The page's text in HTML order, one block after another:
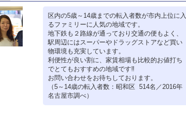
区内の5歳～14歳までの転入者数が市内上位に入
るファミリーに人気の地域です。
地下鉄も２路線が通っており交通の便もよく、
駅周辺にはスーパーやドラッグストアなど買い
物環境も充実しています。
利便性が良い割に、家賃相場も比較的お値打ち
でとてもおすすめの地域です‼
お問い合わせをお待ちしております。
（5～14歳の転入者数：昭和区 514名／2016年
名古屋市調べ）